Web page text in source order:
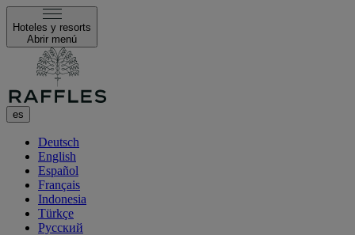
Hoteles y resorts
Abrir menú
es
Deutsch
English
Español
Français
Indonesia
Türkçe
Русский